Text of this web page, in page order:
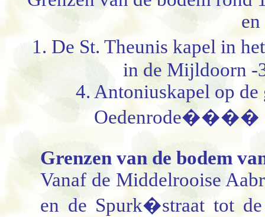
1. De St. Theunis kapel in
in de Mijldoorn -
4. Antoniuskapel op de
Oedenrode����
Grenzen van de bodem
Vanaf de Middelrooise
en de Spurk�straat tot